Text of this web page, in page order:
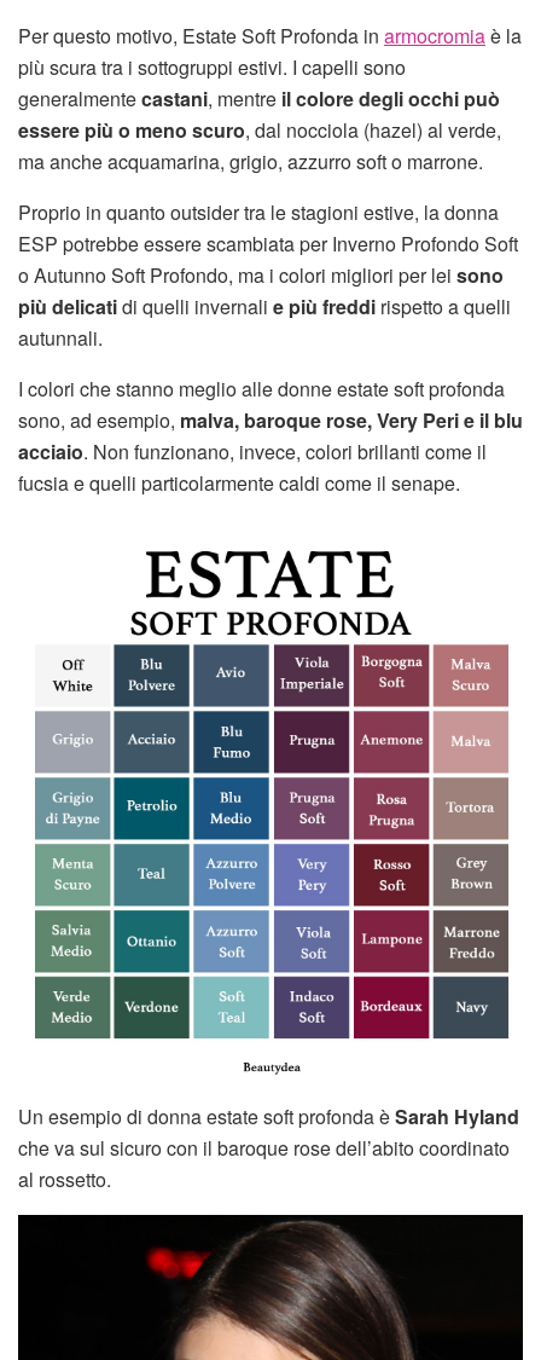
Per questo motivo, Estate Soft Profonda in armocromiaè la
più scura tra i sottogruppi estivi. I capelli sono
generalmentecastani, mentre il colore degli occhi può
essere più o meno scuro, dal nocciola (hazel) al verde,
ma anche acquamarina, grigio, azzurro soft o marrone.
Proprio in quanto outsider tra le stagioni estive, la donna
ESP potrebbe essere scambiata per Inverno Profondo Soft
o Autunno Soft Profondo, ma i colori migliori per lei sono
più delicatidi quelli invernali e più freddi rispetto a quelli
autunnali.
I colori che stanno meglio alle donne estate soft profonda
sono, ad esempio, malva, baroque rose, Very Peri e il blu
acciaio. Non funzionano, invece, colori brillanti come il
fucsia e quelli particolarmente caldi come il senape.
Un esempio di donna estate soft profonda èSarah Hyland
che va sul sicuro con il baroque rose dell’abito coordinato
al rossetto.